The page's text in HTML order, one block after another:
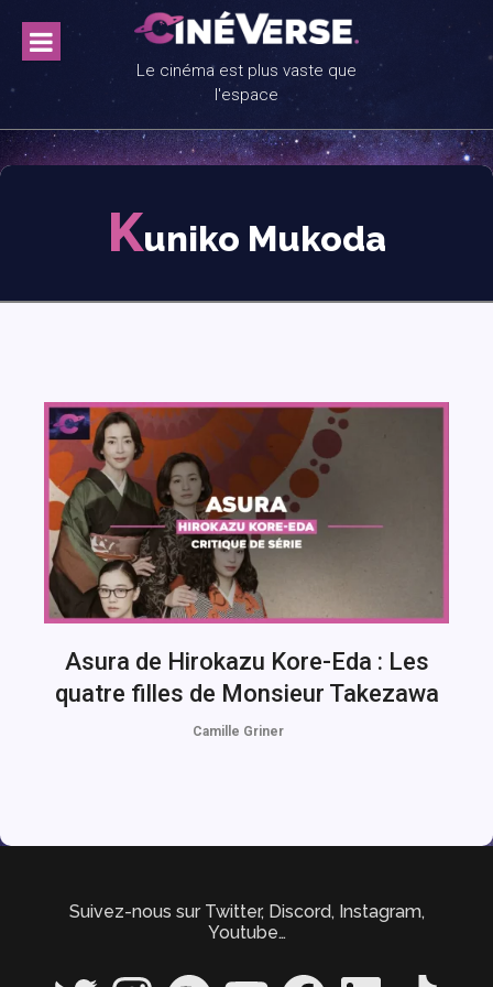
content
Le cinéma est plus vaste que
l'espace
Kuniko Mukoda
Asura de Hirokazu Kore-Eda : Les
quatre filles de Monsieur Takezawa
Camille Griner
Suivez-nous sur Twitter, Discord, Instagram,
Youtube…
Twitter InstagramSpotify YouTube FacebookLinkedIn TikTok